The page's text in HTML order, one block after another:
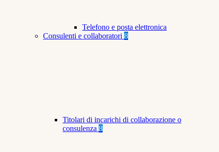
Telefono e posta elettronica
Consulenti e collaboratori 8
Titolari di incarichi di collaborazione o
consulenza 8